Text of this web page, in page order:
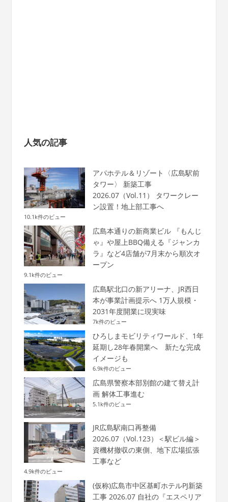
人気の記事
アパホテル＆リゾート〈広島駅前
タワー〉 新築工事
2026.07（Vol.11） タワークレー
ン設置！地上部工事へ
10.1k件のビュー
広島本通りの新商業ビル 『もんじ
ゃ』や屋上BBQ備える『ジャンカ
ラ』など4店舗が7月末から順次オ
ープン
9.1k件のビュー
広島駅北口の新アリーナ、JR西日
本が事業計画提示へ 1万人規模・
2031年度開業に現実味
7k件のビュー
ひろしまモビリティワールド、1年
延期し28年春開業へ 新たな完成
イメージも
6.9k件のビュー
広島県警察本部別館の建て替え計
画 解体工事進む
5.1k件のビュー
JR広島駅南口再整備
2026.07（Vol.123）＜駅ビル編＞
資機材撤収の東側、地下広場拡張
工事など
4.9k件のビュー
(仮称)広島市中区基町ホテルPJ新築
工事 2026.07 自社の『エスペリア